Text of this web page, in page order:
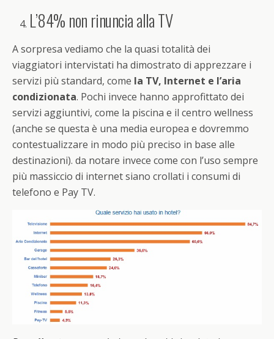
L’84% non rinuncia alla TV
A sorpresa vediamo che la quasi totalità dei
viaggiatori intervistati ha dimostrato di apprezzare i
servizi più standard, come la TV, Internet e l’aria
condizionata. Pochi invece hanno approfittato dei
servizi aggiuntivi, come la piscina e il centro wellness
(anche se questa è una media europea e dovremmo
contestualizzare in modo più preciso in base alle
destinazioni). da notare invece come con l’uso sempre
più massiccio di internet siano crollati i consumi di
telefono e Pay TV.